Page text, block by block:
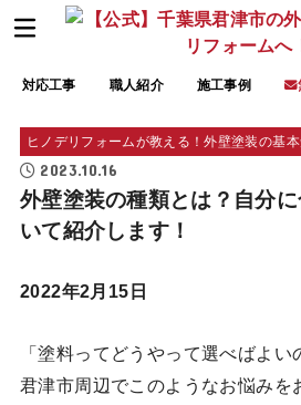
対応工事 職人紹介 施工事例
ヒノデリフォームが教える！外壁塗装の基
2023.10.16
外壁塗装の種類とは？自分
いて紹介します！
2022年2月15日
「塗料ってどうやって選べばよい
君津市周辺でこのようなお悩みを